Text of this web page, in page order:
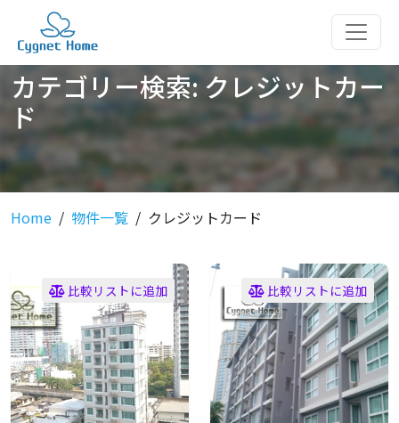
カテゴリー検索: クレジットカー
ド
Home 物件一覧 クレジットカード
比較リストに追加 比較リストに追加